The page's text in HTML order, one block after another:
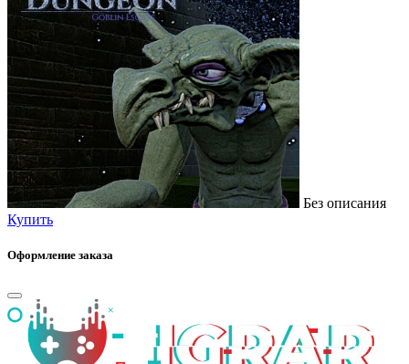
Без описания
Купить
Оформление заказа